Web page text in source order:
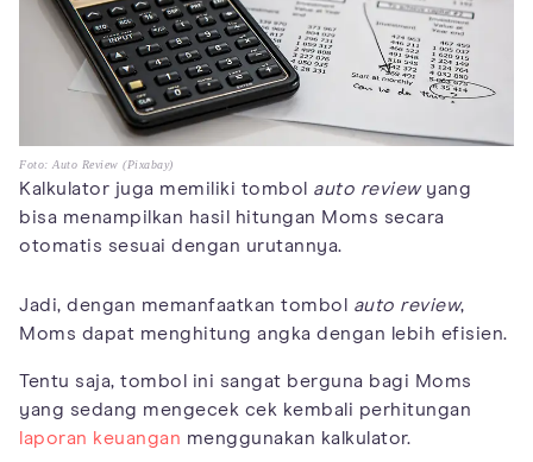
Foto: Auto Review (Pixabay)
Kalkulator juga memiliki tombol auto reviewyang
bisa menampilkan hasil hitungan Moms secara
otomatis sesuai dengan urutannya.
Jadi, dengan memanfaatkan tombol auto review,
Moms dapat menghitung angka dengan lebih efisien.
Tentu saja, tombol ini sangat berguna bagi Moms
yang sedang mengecek cek kembali perhitungan
laporan keuangan menggunakan kalkulator.